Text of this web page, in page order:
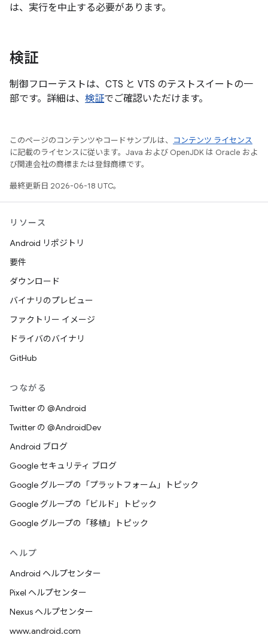
は、実行を中止する必要があります。
検証
制御フローテストは、CTS と VTS のテストスイートの一
部です。詳細は、 検証でご確認いただけます。
このページのコンテンツやコードサンプルは、
コンテンツ ライセンス
に記載のライセンスに従います。Java および OpenJDK は Oracle およ
び関連会社の商標または登録商標です。
最終更新日 2026-06-18 UTC。
リソース
Android リポジトリ
要件
ダウンロード
バイナリのプレビュー
ファクトリー イメージ
ドライバのバイナリ
GitHub
つながる
Twitter の @Android
Twitter の @AndroidDev
Android ブログ
Google セキュリティ ブログ
Google グループの「プラットフォーム」トピック
Google グループの「ビルド」トピック
Google グループの「移植」トピック
ヘルプ
Android ヘルプセンター
Pixel ヘルプセンター
Nexus ヘルプセンター
www.android.com